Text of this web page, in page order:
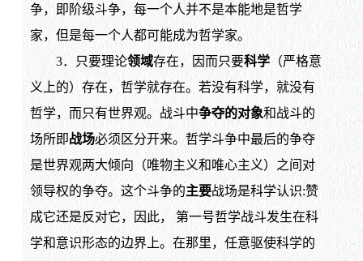
争，即阶级斗争，每一个人并不是本能地是哲学
家，但是每一个人都可能成为哲学家。
3．只要理论领域存在，因而只要科学（严格意
义上的）存在，哲学就存在。若没有科学，就没有
哲学，而只有世界观。战斗中争夺的对象和战斗的
场所即战场必须区分开来。哲学斗争中最后的争夺
是世界观两大倾向（唯物主义和唯心主义）之间对
领导权的争夺。这个斗争的主要战场是科学认识:赞
成它还是反对它，因此， 第一号哲学战斗发生在科
学和意识形态的边界上。在那里，任意驱使科学的